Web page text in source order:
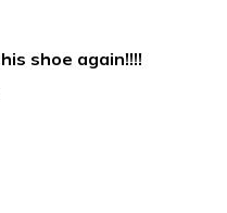
Shoes
shoe again!!!!